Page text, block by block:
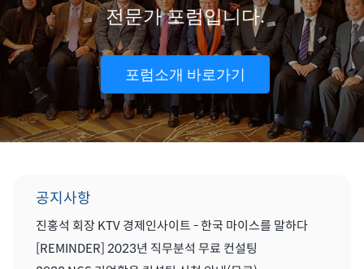
전문가 포럼입니다.
포럼소개 바로가기
공지사항
진홍석 회장 KTV 경제인사이트 - 한국 마이스를 말하다
[REMINDER] 2023년 직무분석 무료 컨설팅